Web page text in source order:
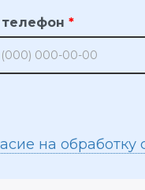
на